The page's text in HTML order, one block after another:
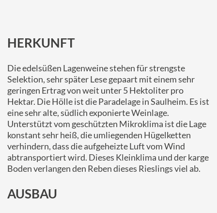
HERKUNFT
Die edelsüßen Lagenweine stehen für strengste
Selektion, sehr später Lese gepaart mit einem sehr
geringen Ertrag von weit unter 5 Hektoliter pro
Hektar. Die Hölle ist die Paradelage in Saulheim. Es ist
eine sehr alte, südlich exponierte Weinlage.
Unterstützt vom geschützten Mikroklima ist die Lage
konstant sehr heiß, die umliegenden Hügelketten
verhindern, dass die aufgeheizte Luft vom Wind
abtransportiert wird. Dieses Kleinklima und der karge
Boden verlangen den Reben dieses Rieslings viel ab.
AUSBAU